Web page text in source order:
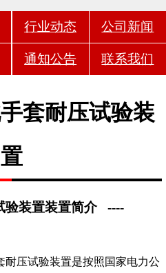
行业动态 公司新闻
通知公告 联系我们
套耐压试验装
置
验装置装置简介----
耐压试验装置是按照国家电力公